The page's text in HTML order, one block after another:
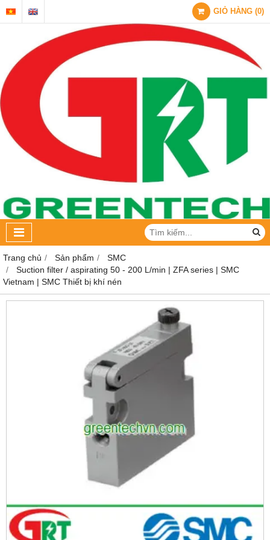
GIỎ HÀNG (0)
Trang chủ Sản phẩm
SMC
Suction filter / aspirating 50 - 200 L/min | ZFA series | SMC
Vietnam | SMC Thiết bị khí nén